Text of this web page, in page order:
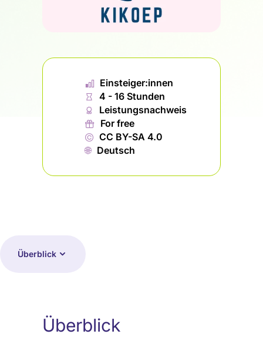
📊︎ Einsteiger:innen
⏱ 4 - 16 Stunden
🏅︎
Leistungsnachweis
🎁︎ For free
© CC BY-SA 4.0
🌐︎ Deutsch
Überblick
Überblick